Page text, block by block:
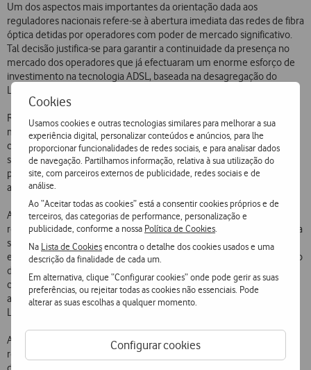
Cookies
Usamos cookies e outras tecnologias similares para melhorar a sua
experiência digital, personalizar conteúdos e anúncios, para lhe
proporcionar funcionalidades de redes sociais, e para analisar dados
de navegação. Partilhamos informação, relativa à sua utilização do
site, com parceiros externos de publicidade, redes sociais e de
análise.
Ao “Aceitar todas as cookies” está a consentir cookies próprios e de
terceiros, das categorias de performance, personalização e
publicidade, conforme a nossa Política de Cookies
Na Lista de Cookiesencontra o detalhe dos cookies usados e uma
descrição da finalidade de cada um.
Em alternativa, clique “Configurar cookies” onde pode gerir as suas
preferências, ou rejeitar todas as cookies não essenciais. Pode
alterar as suas escolhas a qualquer momento.
Configurar cookies
Um dos aspectos mais importantes da orientação dada aos
reguladores nacionais refere-se à abertura imediata das redes de fibra
óptica detidas por operadores com poder de mercado significativo.
Tal decisão justifica-se para garantir a continuidade da presença no
mercado dos operadores que já efectuaram um enorme esforço de
investimento na tecnologia ADSL, baseada na desagregação do
Lacete Local.
Reconhece a Comissão Europeia que um ambiente competitivo no
mercado das RNGs apenas poderá ser alcançado através da
concorrência ao nível dos serviços, e não apenas através da
sobreposição de investimentos no campo das infra-estruturas, o que
poderia não ser rentável. Aliás, tal não passaria de um desperdício na
actual conjuntura económica e financeira.
Ao determinar celeridade na aplicação de medidas pelos
reguladores, a Recomendação traduz preocupações que têm vindo a
ser expressas pela Vodafone, quanto à necessidade de evitar uma
eventual situação irreversível de monopólio ou duopólio no mercado
das RNGs, com graves prejuízos para os consumidores e
comprometendo os investimentos já realizados pelos operadores
alternativos baseados na Oferta de Referência de Acesso ao Lacete
Local caso esta não seja actualizada para incluir as RNGs.
A Vodafone salienta, por fim, que o actual enquadramento
regulamentar não está adequado ao mercado das RNGs,